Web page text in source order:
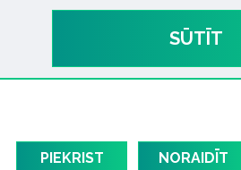
SŪTĪT
PIEKRIST NORAIDĪT